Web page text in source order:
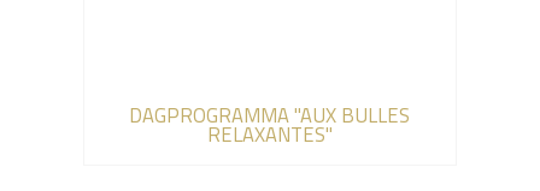
DAGPROGRAMMA "AUX BULLES
RELAXANTES"